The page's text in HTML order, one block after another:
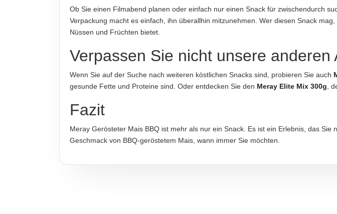
350g
HERSTELLER
IMPORTEUR
Meray Handels GmbH
Hinweis zur Haftung: Für die vorstehenden Angaben wird keine Haftung übernommen. Bitte prüfen Sie die
Ob Sie einen Filmabend planen oder einfach nur einen Snack für zwischendurch
Verpackung macht es einfach, ihn überallhin mitzunehmen. Wer diesen Snack mag,
Nüssen und Früchten bietet.
Verpassen Sie nicht unsere anderen
Wenn Sie auf der Suche nach weiteren köstlichen Snacks sind, probieren Sie auch
gesunde Fette und Proteine sind. Oder entdecken Sie den Meray Elite Mix 300g ,
Fazit
Meray Gerösteter Mais BBQ ist mehr als nur ein Snack. Es ist ein Erlebnis, das
Geschmack von BBQ-geröstetem Mais, wann immer Sie möchten.